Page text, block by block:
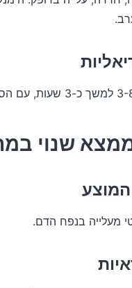
שנוי
המוצע
מעלייה בנפח הדם.